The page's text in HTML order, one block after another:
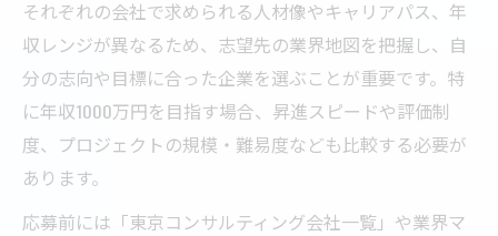
それぞれの会社で求められる人材像やキャリアパス、年
収レンジが異なるため、志望先の業界地図を把握し、自
分の志向や目標に合った企業を選ぶことが重要です。特
に年収1000万円を目指す場合、昇進スピードや評価制
度、プロジェクトの規模・難易度なども比較する必要が
あります。
応募前には「東京コンサルティング会社一覧」や業界マ